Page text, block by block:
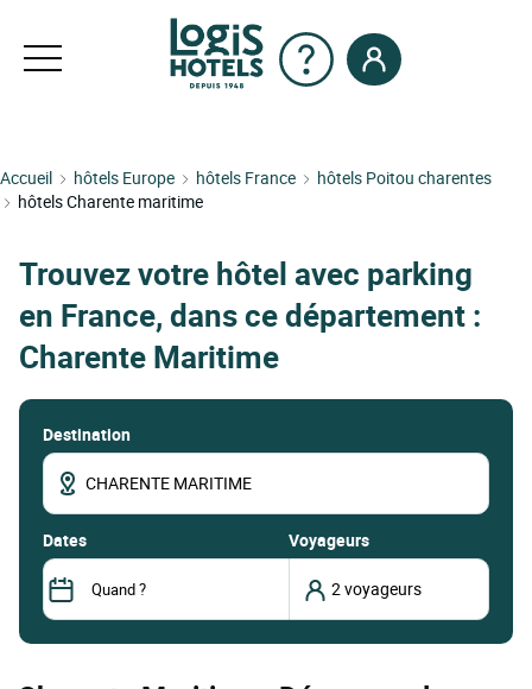
Accueil hôtels Europe hôtels France
hôtels Poitou charentes
hôtels Charente maritime
Trouvez votre hôtel avec parking
en France, dans ce département :
Charente Maritime
Destination
dates Voyageurs